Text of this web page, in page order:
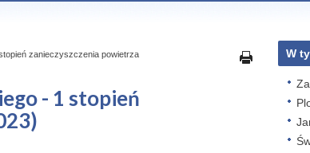
zanieczyszczenia powietrza
- 1 stopień
W